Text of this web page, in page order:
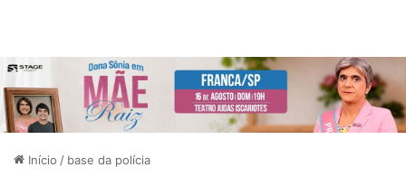
Início / base da polícia